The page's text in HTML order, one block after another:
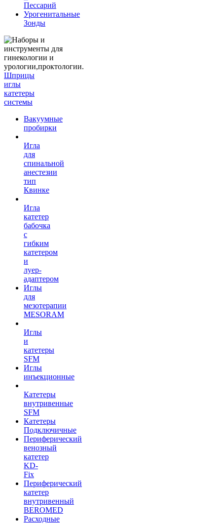
Пессарий
Урогенитальные
Зонды
Шприцы
иглы
катетеры
системы
Вакуумные
пробирки
Игла
для
спинальной
анестезии
тип
Квинке
Игла
катетер
бабочка
с
гибким
катетером
и
луер-
адаптером
Иглы
для
мезотерапии
MESORAM
Иглы
и
катетеры
SFM
Иглы
инъекционные
Катетеры
внутривенные
SFM
Катетеры
Подключичные
Периферический
венозный
катетер
KD-
Fix
Периферический
катетер
внутривенный
BEROMED
Расходные